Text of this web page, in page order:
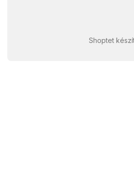
Shoptet